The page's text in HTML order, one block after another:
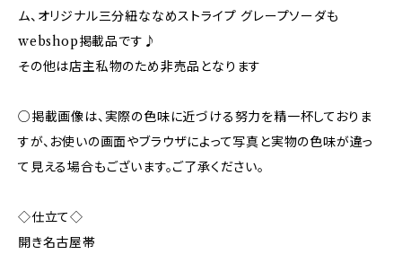
ム、オリジナル三分紐ななめストライプ グレープソーダも
webshop掲載品です♪
その他は店主私物のため非売品となります
○掲載画像は、実際の色味に近づける努力を精一杯しておりま
すが、お使いの画面やブラウザによって写真と実物の色味が違っ
て見える場合もございます。ご了承ください。
◇仕立て◇
開き名古屋帯